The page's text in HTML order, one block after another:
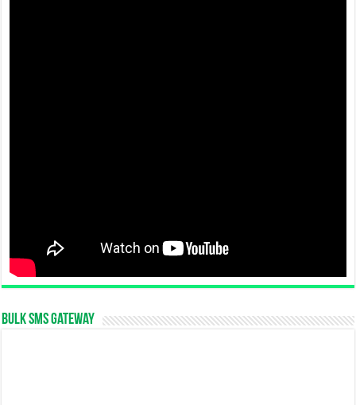
Bulk SMS Gateway